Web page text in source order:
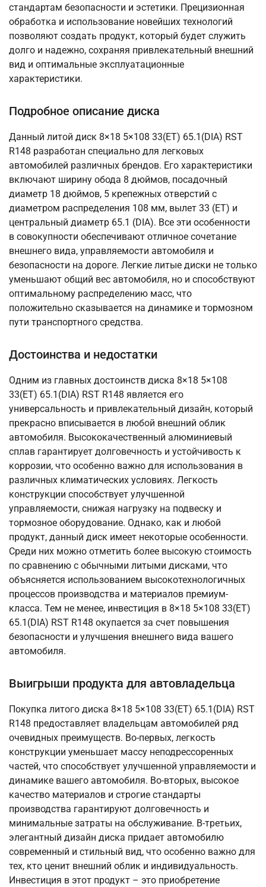
стандартам безопасности и эстетики. Прецизионная
обработка и использование новейших технологий
позволяют создать продукт, который будет служить
долго и надежно, сохраняя привлекательный внешний
вид и оптимальные эксплуатационные
характеристики.
Подробное описание диска
Данный литой диск 8×18 5×108 33(ET) 65.1(DIA) RST
R148 разработан специально для легковых
автомобилей различных брендов. Его характеристики
включают ширину обода 8 дюймов, посадочный
диаметр 18 дюймов, 5 крепежных отверстий с
диаметром распределения 108 мм, вылет 33 (ET) и
центральный диаметр 65.1 (DIA). Все эти особенности
в совокупности обеспечивают отличное сочетание
внешнего вида, управляемости автомобиля и
безопасности на дороге. Легкие литые диски не только
уменьшают общий вес автомобиля, но и способствуют
оптимальному распределению масс, что
положительно сказывается на динамике и тормозном
пути транспортного средства.
Достоинства и недостатки
Одним из главных достоинств диска 8×18 5×108
33(ET) 65.1(DIA) RST R148 является его
универсальность и привлекательный дизайн, который
прекрасно вписывается в любой внешний облик
автомобиля. Высококачественный алюминиевый
сплав гарантирует долговечность и устойчивость к
коррозии, что особенно важно для использования в
различных климатических условиях. Легкость
конструкции способствует улучшенной
управляемости, снижая нагрузку на подвеску и
тормозное оборудование. Однако, как и любой
продукт, данный диск имеет некоторые особенности.
Среди них можно отметить более высокую стоимость
по сравнению с обычными литыми дисками, что
объясняется использованием высокотехнологичных
процессов производства и материалов премиум-
класса. Тем не менее, инвестиция в 8×18 5×108 33(ET)
65.1(DIA) RST R148 окупается за счет повышения
безопасности и улучшения внешнего вида вашего
автомобиля.
Выигрыши продукта для автовладельца
Покупка литого диска 8×18 5×108 33(ET) 65.1(DIA) RST
R148 предоставляет владельцам автомобилей ряд
очевидных преимуществ. Во-первых, легкость
конструкции уменьшает массу неподрессоренных
частей, что способствует улучшенной управляемости и
динамике вашего автомобиля. Во-вторых, высокое
качество материалов и строгие стандарты
производства гарантируют долговечность и
минимальные затраты на обслуживание. В-третьих,
элегантный дизайн диска придает автомобилю
современный и стильный вид, что особенно важно для
тех, кто ценит внешний облик и индивидуальность.
Инвестиция в этот продукт – это приобретение